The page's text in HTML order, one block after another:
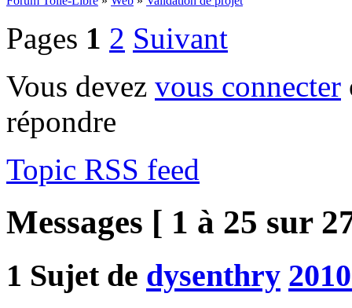
Pages 1 2 Suivant
Vous devez vous connecter
répondre
Topic RSS feed
Messages [ 1 à 25 sur
1 Sujet de dysenthry